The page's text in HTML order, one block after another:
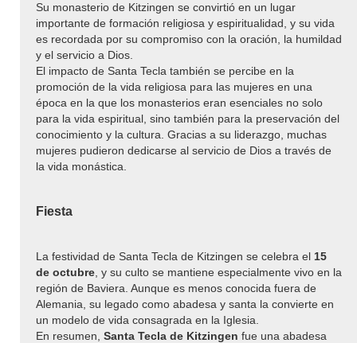
Su monasterio de Kitzingen se convirtió en un lugar
importante de formación religiosa y espiritualidad, y su vida
es recordada por su compromiso con la oración, la humildad
y el servicio a Dios.
El impacto de Santa Tecla también se percibe en la
promoción de la vida religiosa para las mujeres en una
época en la que los monasterios eran esenciales no solo
para la vida espiritual, sino también para la preservación del
conocimiento y la cultura. Gracias a su liderazgo, muchas
mujeres pudieron dedicarse al servicio de Dios a través de
la vida monástica.
Fiesta
La festividad de Santa Tecla de Kitzingen se celebra el 15
de octubre , y su culto se mantiene especialmente vivo en la
región de Baviera. Aunque es menos conocida fuera de
Alemania, su legado como abadesa y santa la convierte en
un modelo de vida consagrada en la Iglesia.
En resumen, Santa Tecla de Kitzingen fue una abadesa